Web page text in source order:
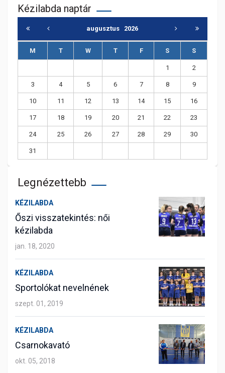
Kézilabda naptár
augusztus 2026
M T W T F S S
1 2
3 4 5 6 7 8 9
10 11 12 13 14 15 16
17 18 19 20 21 22 23
24 25 26 27 28 29 30
31
Legnézettebb
KÉZILABDA
Őszi visszatekintés: női
kézilabda
jan. 18, 2020
KÉZILABDA
Sportolókat nevelnének
szept. 01, 2019
KÉZILABDA
Csarnokavató
okt. 05, 2018